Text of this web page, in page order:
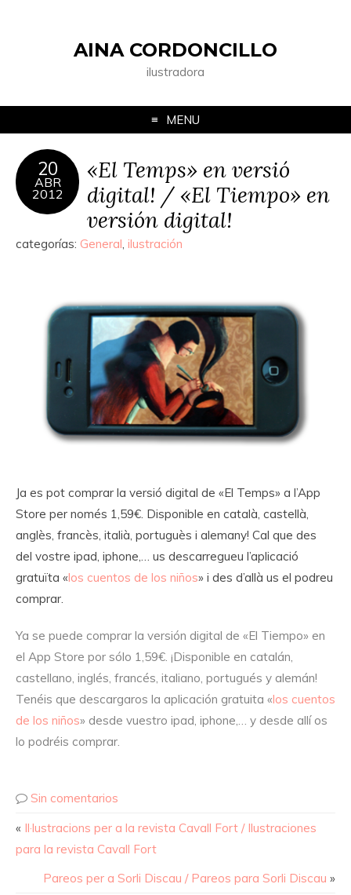
AINA CORDONCILLO
ilustradora
MENU
20
ABR
2012
«El Temps» en versió
digital! / «El Tiempo» en
versión digital!
categorías: General, ilustración
Ja es pot comprar la versió digital de «El Temps» a l’App
Store per només 1,59€. Disponible en català, castellà,
anglès, francès, italià, portuguès i alemany! Cal que des
del vostre ipad, iphone,… us descarregueu l’aplicació
gratuïta «los cuentos de los niños» i des d’allà us el podreu
comprar.
Ya se puede comprar la versión digital de «El Tiempo» en
el App Store por sólo 1,59€. ¡Disponible en catalán,
castellano, inglés, francés, italiano, portugués y alemán!
Tenéis que descargaros la aplicación gratuita «los cuentos
de los niños» desde vuestro ipad, iphone,… y desde allí os
lo podréis comprar.
Sin comentarios
« Il·lustracions per a la revista Cavall Fort / Ilustraciones
para la revista Cavall Fort
Pareos per a Sorli Discau / Pareos para Sorli Discau »